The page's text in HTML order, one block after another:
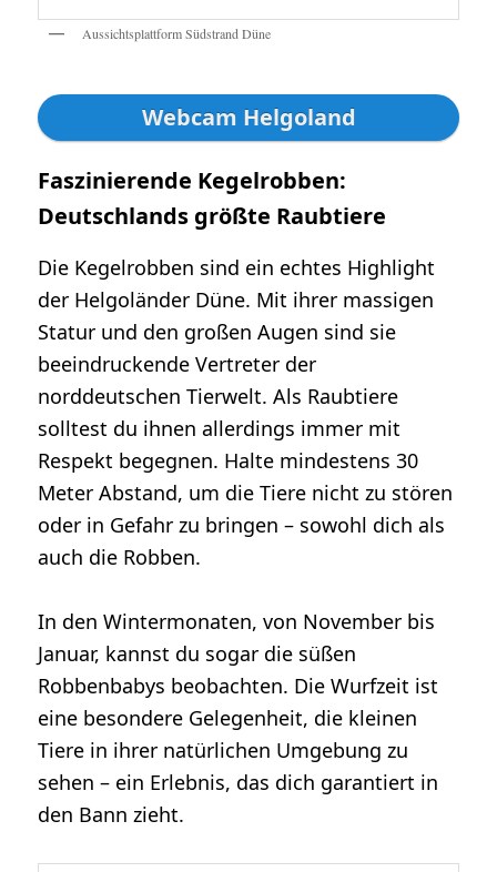
Aussichtsplattform Südstrand Düne
Webcam Helgoland
Faszinierende Kegelrobben:
Deutschlands größte Raubtiere
Die Kegelrobben sind ein echtes Highlight
der Helgoländer Düne. Mit ihrer massigen
Statur und den großen Augen sind sie
beeindruckende Vertreter der
norddeutschen Tierwelt. Als Raubtiere
solltest du ihnen allerdings immer mit
Respekt begegnen. Halte mindestens 30
Meter Abstand, um die Tiere nicht zu stören
oder in Gefahr zu bringen – sowohl dich als
auch die Robben.
In den Wintermonaten, von November bis
Januar, kannst du sogar die süßen
Robbenbabys beobachten. Die Wurfzeit ist
eine besondere Gelegenheit, die kleinen
Tiere in ihrer natürlichen Umgebung zu
sehen – ein Erlebnis, das dich garantiert in
den Bann zieht.